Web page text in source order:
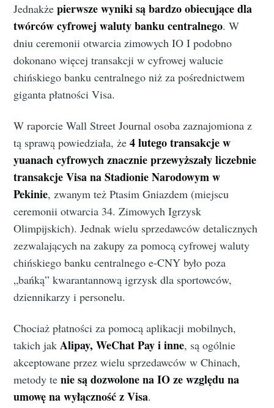
Jednakżepierwsze wyniki są bardzo obiecujące dla
twórców cyfrowej waluty banku centralnego. W
dniu ceremonii otwarcia zimowych IO I podobno
dokonano więcej transakcji w cyfrowej walucie
chińskiego banku centralnego niż za pośrednictwem
giganta płatności Visa.
W raporcie Wall Street Journal osoba zaznajomiona z
tą sprawą powiedziała, że4 lutego transakcje w
yuanach cyfrowych znacznie przewyższały liczebnie
transakcje Visa na Stadionie Narodowym w
Pekinie, zwanym też Ptasim Gniazdem (miejscu
ceremonii otwarcia 34. Zimowych Igrzysk
Olimpijskich). Jednak wielu sprzedawców detalicznych
zezwalających na zakupy za pomocą cyfrowej waluty
chińskiego banku centralnego e-CNY było poza
„bańką” kwarantannową igrzysk dla sportowców,
dziennikarzy i personelu.
Chociaż płatności za pomocą aplikacji mobilnych,
takich jakAlipay, WeChat Pay i inne, są ogólnie
akceptowane przez wielu sprzedawców w Chinach,
metody tenie są dozwolone na IO ze względu na
umowę na wyłączność z Visa.